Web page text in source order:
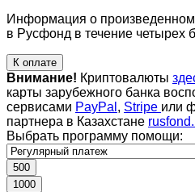
Информация о
в Русфонд в течение четырех
К оплате
Внимание! Криптовалюты
карты зарубежного банка
сервисами PayPal , Stripe или
партнера в Казахстане
Выбрать программу помощи:
500
1000